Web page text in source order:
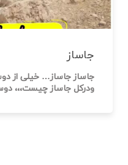
جاساز
جاساز جاساز… خیلی از
ودرکل جاساز چیست،،،